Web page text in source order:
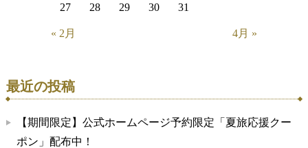
« 2月 4月 »
27 28 29 30 31
最近の投稿
【期間限定】公式ホームページ予約限定「夏旅応援クー
ポン」配布中！